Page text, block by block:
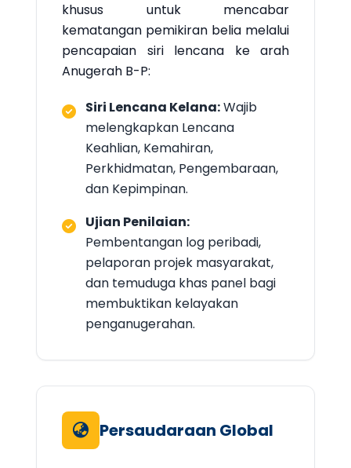
khusus untuk mencabar
kematangan pemikiran belia melalui
pencapaian siri lencana ke arah
Anugerah B-P:
Siri Lencana Kelana:Wajib
melengkapkan Lencana
Keahlian, Kemahiran,
Perkhidmatan, Pengembaraan,
dan Kepimpinan.
Ujian Penilaian:
Pembentangan log peribadi,
pelaporan projek masyarakat,
dan temuduga khas panel bagi
membuktikan kelayakan
penganugerahan.
Persaudaraan Global